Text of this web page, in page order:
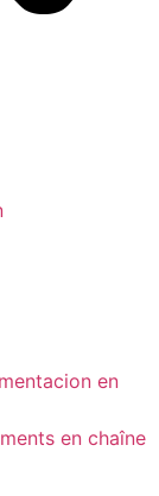
en
en chaîne